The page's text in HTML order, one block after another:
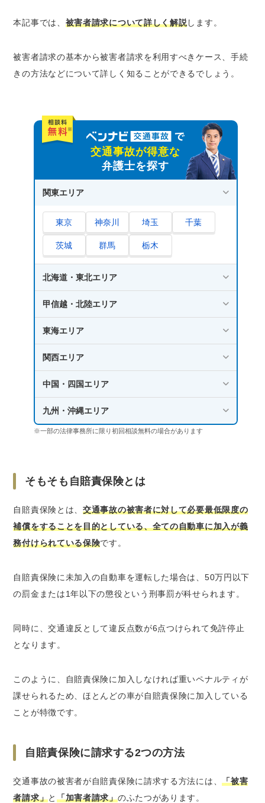
本請求
被害者請求で賠償金が支払われるまでの期間
請求から1ヵ月以内に支払ってもらえるケー
被害者請求をする際の2つの注意点
1.請求期限がある
2.費用や手間がかかる
被害者請求を弁護士に依頼する3つのメリット
2.請求できる賠償額が増える可能性がある
3.適切な後遺障害等級認定を受けられる可能
性が高まる
さいごに｜被害者請求は早めに弁護士に相談し
本記事では、 被害者請求について詳しく解説します。
被害者請求の基本から被害者請求を利用すべきケース、手続
きの方法などについて詳しく知ることができるでしょう。
交通事故が得意な
弁護士を探す
関東エリア
東京 神奈川 埼玉 千葉
茨城 群馬 栃木
北海道・東北エリア
甲信越・北陸エリア
東海エリア
関西エリア
中国・四国エリア
九州・沖縄エリア
※一部の法律事務所に限り初回相談無料の場合があります
そもそも自賠責保険とは
自賠責保険とは、交通事故の被害者に対して必要最低限度の
補償をすることを目的としている、全ての自動車に加入が義
務付けられている保険です。
自賠責保険に未加入の自動車を運転した場合は、50万円以下
の罰金または1年以下の懲役という刑事罰が科せられます。
同時に、交通違反として違反点数が6点つけられて免許停止
となります。
このように、自賠責保険に加入しなければ重いペナルティが
課せられるため、ほとんどの車が自賠責保険に加入している
ことが特徴です。
自賠責保険に請求する2つの方法
交通事故の被害者が自賠責保険に請求する方法には、「被害
者請求」と 「加害者請求」のふたつがあります。